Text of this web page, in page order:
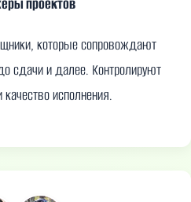
которые сопровождают
сдачи и далее. Контролируют
исполнения.